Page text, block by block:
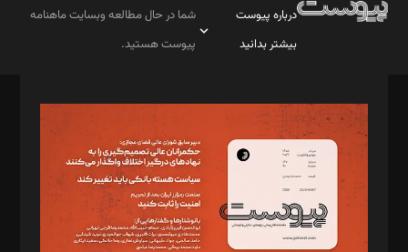
درباره پیوست
بیشتر بدانید
شما در حال مطالعه وبسایت ماهنامه
پیوست هستید.
مدیر مسئول: محمدباقر اثنی‌عشری
سردبیر: مهرک محمودی
دبیر تحریریه: میثم قاسمی
د‌بیر ناداستان: سمانه سمیع
د‌بیر خدمت و تجارت: ابوالفضل رجبی
د‌بیر حقوق فناوری: حسام‌الدین ایپکچی